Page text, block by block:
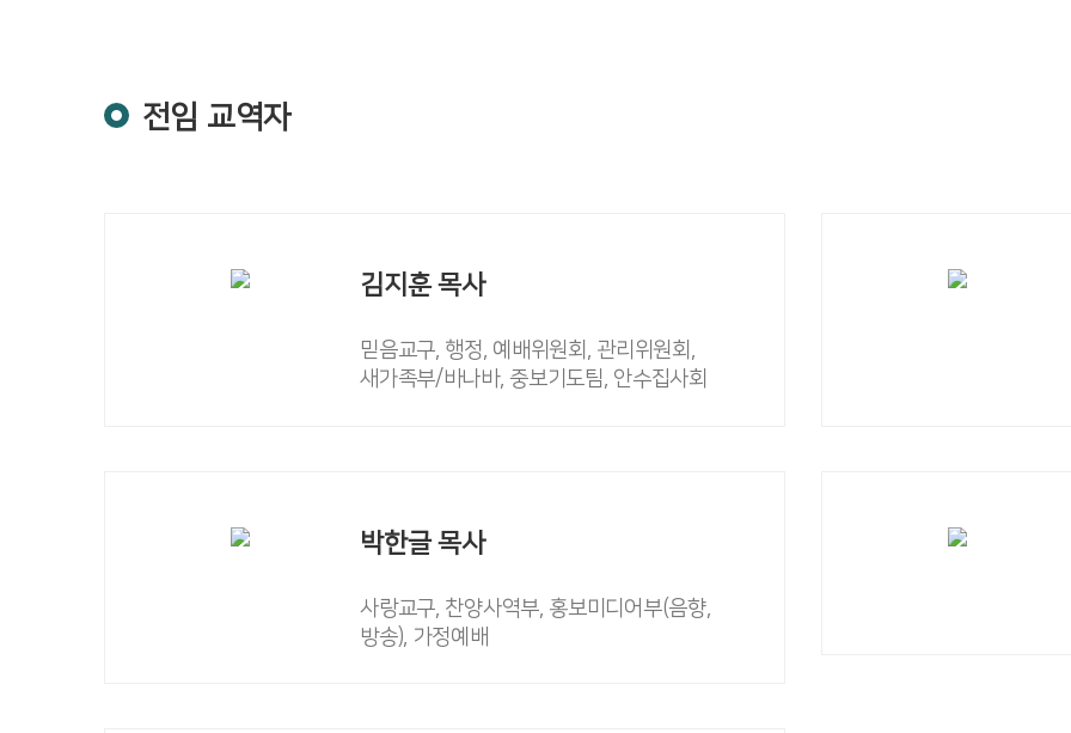
전임 교역자
김지훈 목사
믿음교구, 행정, 예배위원회, 관리위원회,
새가족부/바나바, 중보기도팀, 안수집사회
박한글 목사
사랑교구, 찬양사역부, 홍보미디어부(음향,
방송), 가정예배